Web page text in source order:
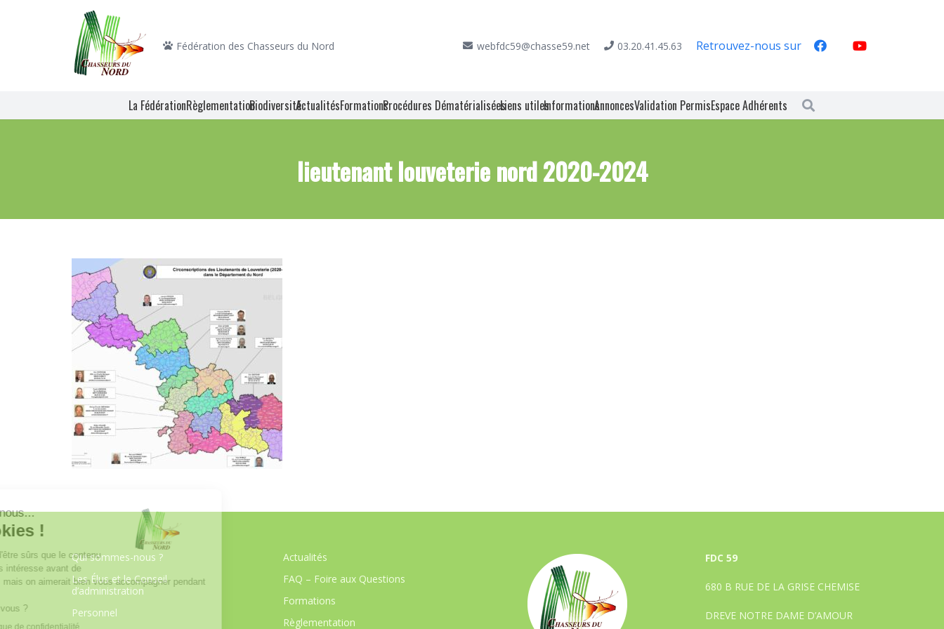
Fédération des Chasseurs du Nord webfdc59@chasse59.net 03.20.41.45.63 Retrouvez-nous sur
La FédérationRèglementationBiodiversitéActualitésFormationsProcédures DématérialiséesLiens utilesInformationsAnnoncesValidation PermisEspace Adhérents
lieutenant louveterie nord 2020-2024
Qui sommes-nous ?
Les Élus et le Conseil
d’administration
Personnel
Actualités
FAQ – Foire aux Questions
Formations
Règlementation
FDC 59
680 B RUE DE LA GRISE CHEMISE
DREVE NOTRE DAME D’AMOUR